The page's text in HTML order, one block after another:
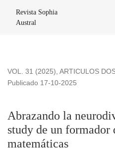
Revista Sophia
Austral
VOL. 31 (2025), ARTICULOS
Abrazando la
study de un formador
matemáticas
Publicado 17-10-2025